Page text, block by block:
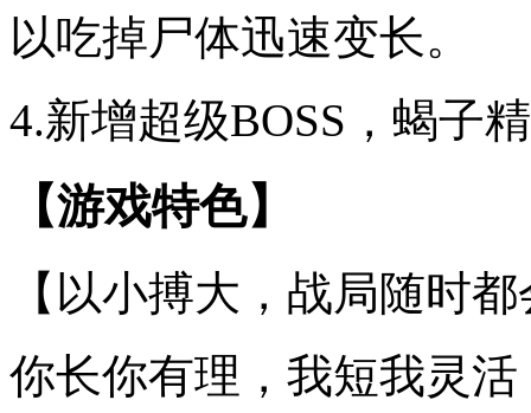
以吃掉尸体迅速变长。
4.新增超级BOSS，蝎子
【游戏特色】
【以小搏大，战局随时
你长你有理，我短我灵